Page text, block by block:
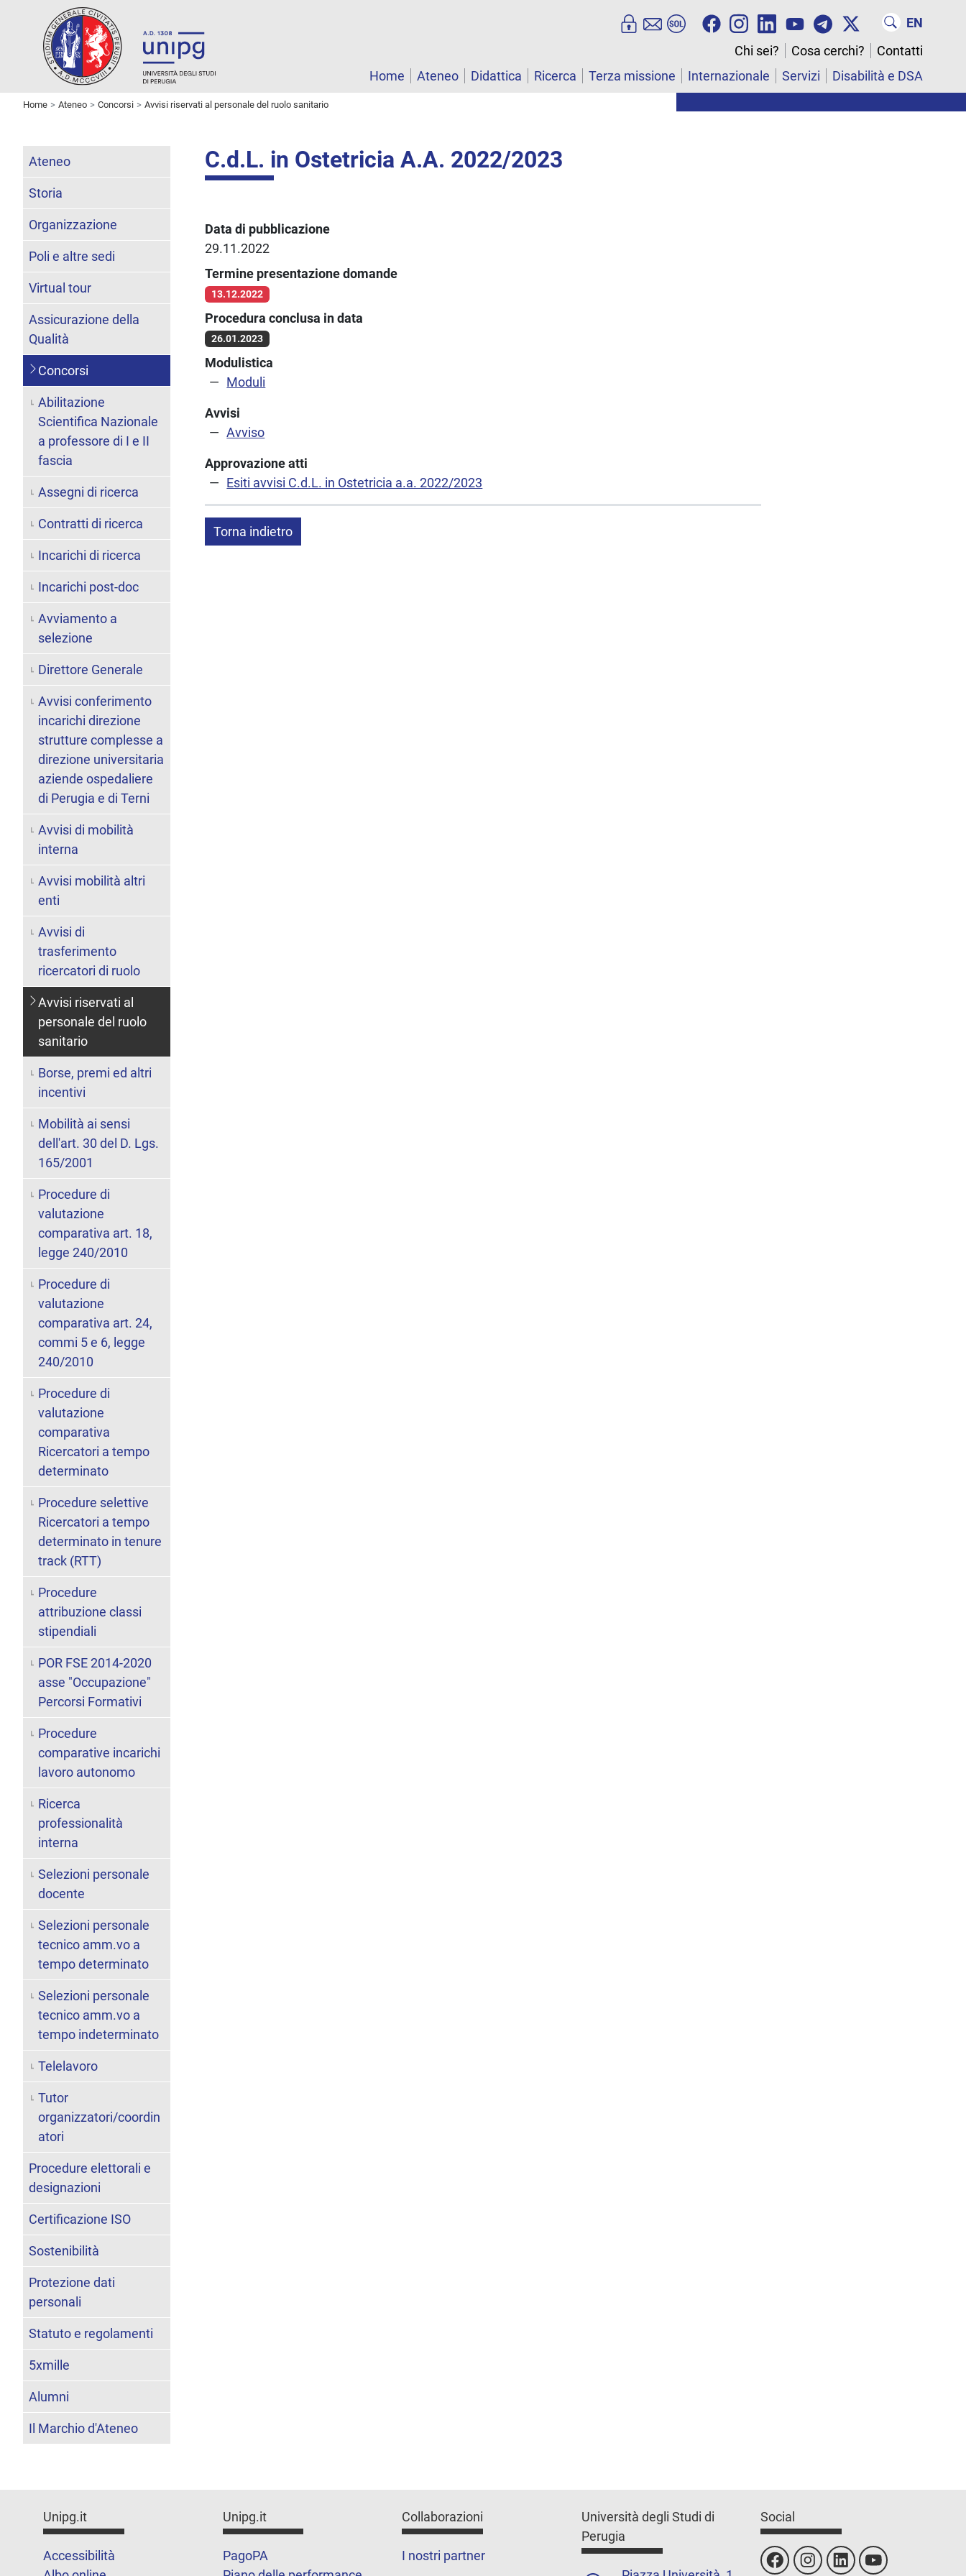
EN
Chi sei?
Cosa cerchi?
Contatti
Home
Ateneo Didattica Ricerca Terza missione Internazionale Servizi Disabilità e DSA
Home Ateneo Concorsi Avvisi riservati al personale del ruolo sanitario
C.d.L. in Ostetricia A.A. 2022/2023
Data di pubblicazione
29.11.2022
Termine presentazione domande
13.12.2022
Procedura conclusa in data
26.01.2023
Modulistica
Moduli
Avvisi
Avviso
Approvazione atti
Esiti avvisi C.d.L. in Ostetricia a.a. 2022/2023
Torna indietro
Ateneo
Storia
Organizzazione
Poli e altre sedi
Virtual tour
Assicurazione della
Qualità
Concorsi
Abilitazione
Scientifica Nazionale
a professore di I e II
fascia
Assegni di ricerca
Contratti di ricerca
Incarichi di ricerca
Incarichi post-doc
Avviamento a
selezione
Direttore Generale
Avvisi conferimento
incarichi direzione
strutture complesse a
direzione universitaria
aziende ospedaliere
di Perugia e di Terni
Avvisi di mobilità
interna
Avvisi mobilità altri
enti
Avvisi di
trasferimento
ricercatori di ruolo
Avvisi riservati al
personale del ruolo
sanitario
Borse, premi ed altri
incentivi
Mobilità ai sensi
dell'art. 30 del D. Lgs.
165/2001
Procedure di
valutazione
comparativa art. 18,
legge 240/2010
Procedure di
valutazione
comparativa art. 24,
commi 5 e 6, legge
240/2010
Procedure di
valutazione
comparativa
Ricercatori a tempo
determinato
Procedure selettive
Ricercatori a tempo
determinato in tenure
track (RTT)
Procedure
attribuzione classi
stipendiali
POR FSE 2014-2020
asse "Occupazione"
Percorsi Formativi
Procedure
comparative incarichi
lavoro autonomo
Ricerca
professionalità
interna
Selezioni personale
docente
Selezioni personale
tecnico amm.vo a
tempo determinato
Selezioni personale
tecnico amm.vo a
tempo indeterminato
Telelavoro
Tutor
organizzatori/coordin
atori
Procedure elettorali e
designazioni
Certificazione ISO
Sostenibilità
Protezione dati
personali
Statuto e regolamenti
5xmille
Alumni
Il Marchio d'Ateneo
Unipg.it
Accessibilità
Unipg.it
PagoPA
Collaborazioni
I nostri partner
Università degli Studi di
Perugia
Social